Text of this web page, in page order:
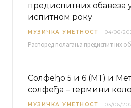
предиспитних обавеза
испитном року
МУЗИЧКА УМЕТНОСТ 04/06/
Солфеђо 5 и 6 (МТ) и
солфеђа – термини
МУЗИЧКА УМЕТНОСТ 03/06/